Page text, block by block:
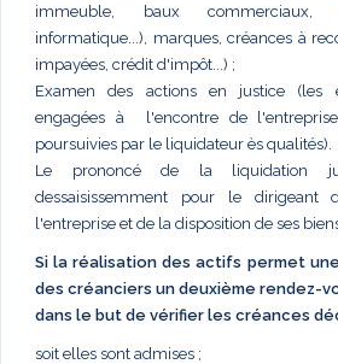
immeuble, baux commerciaux,
informatique...), marques, créances à
impayées, crédit d'impôt...) ;
Examen des actions en justice (les
engagées à l'encontre de
poursuivies par le liquidateur ès qualités).
Le prononcé de la liquidation
dessaisissemment pour le dirigeant
l'entreprise et de la disposition de ses
Si la réalisation des actifs permet
des créanciers un deuxième rendez-
dans le but de vérifier les créances
soit elles sont admises ;